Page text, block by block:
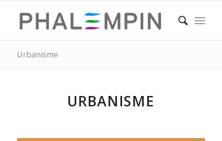
Urbanisme
URBANISME